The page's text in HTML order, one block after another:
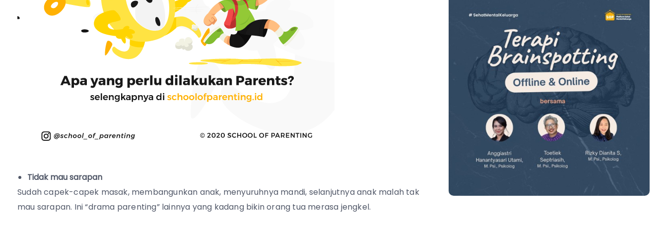
Tidak mau sarapan
Sudah capek-capek masak, membangunkan anak, menyuruhnya mandi, selanjutnya anak malah tak
mau sarapan. Ini “drama parenting” lainnya yang kadang bikin orang tua merasa jengkel.